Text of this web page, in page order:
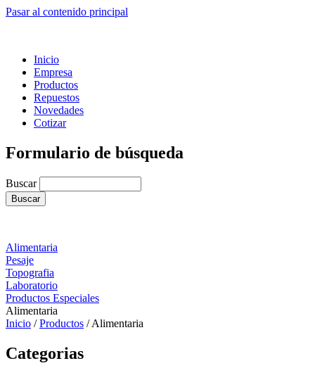
Pasar al contenido principal
Inicio
Empresa
Productos
Repuestos
Novedades
Cotizar
Formulario de búsqueda
Buscar
Alimentaria
Pesaje
Topografia
Laboratorio
Productos Especiales
Alimentaria
Inicio / Productos / Alimentaria
Categorias